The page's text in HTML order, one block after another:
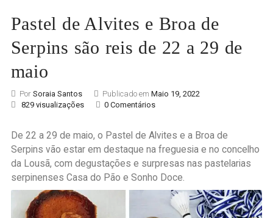
Pastel de Alvites e Broa de
Serpins são reis de 22 a 29 de
maio
Por Soraia Santos Publicado em Maio 19, 2022
829 visualizações
0 Comentários
De 22 a 29 de maio, o Pastel de Alvites e a Broa de
Serpins vão estar em destaque na freguesia e no concelho
da Lousã, com degustações e surpresas nas pastelarias
serpinenses Casa do Pão e Sonho Doce.